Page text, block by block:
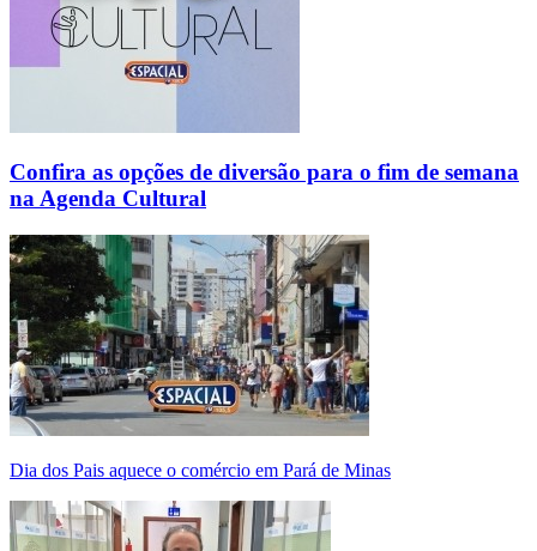
Confira as opções de diversão para o fim de semana
na Agenda Cultural
Dia dos Pais aquece o comércio em Pará de Minas